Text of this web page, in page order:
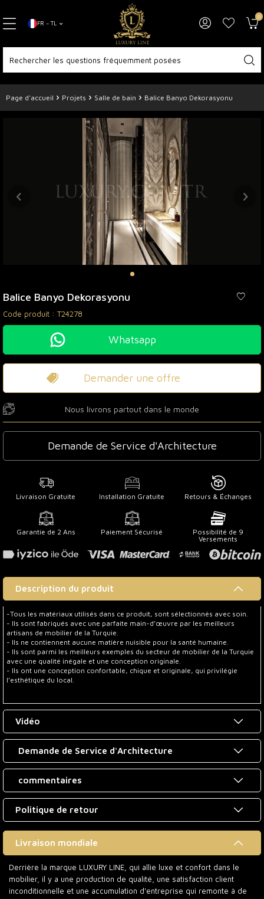
FR − TL
0
Page d'accueil Projets Salle de bain Balice Banyo Dekorasyonu
Balice Banyo Dekorasyonu
Code produit : T24278
Whatsapp
Demander une offre
Nous livrons partout dans le monde
Demande de Service d'Architecture
Livraison Gratuite Installation Gratuite Retours & Échanges
Garantie de 2 Ans Paiement Sécurisé
Possibilité de 9
Versements
Description du produit
-Tous les matériaux utilisés dans ce produit, sont sélectionnés avec soin.
- Ils sont fabriqués avec une parfaite main-d’œuvre par les meilleurs
artisans de mobilier de la Turquie.
- Ils ne contiennent aucune matière nuisible pour la santé humaine.
- Ils sont parmi les meilleurs exemples du secteur de mobilier de la Turquie
avec une qualité inégale et une conception originale.
- Ils ont une conception confortable, chique et originale, qui privilégie
l’esthétique du local.
Vidéo
Demande de Service d'Architecture
commentaires
Politique de retour
Livraison mondiale
Derrière la marque LUXURY LINE, qui allie luxe et confort dans le
mobilier, il y a une production de qualité, une satisfaction client
inconditionnelle et une accumulation d'entreprise qui remonte à de